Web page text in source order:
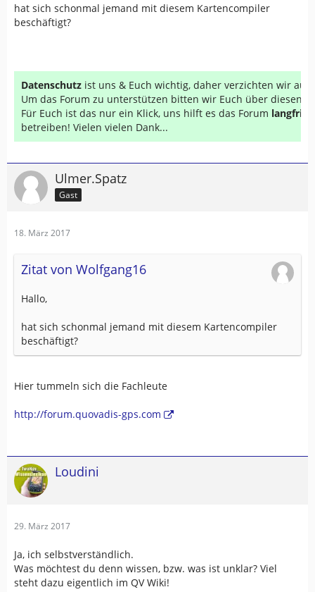
hat sich schonmal jemand mit diesem Kartencompiler
beschäftigt?
Datenschutz ist uns & Euch wichtig, daher verzichten wir auf
Um das Forum zu unterstützen bitten wir Euch über diesen
Für Euch ist das nur ein Klick, uns hilft es das Forum
betreiben! Vielen vielen Dank...
Ulmer.Spatz
Gast
18. März 2017
Zitat von Wolfgang16
Hallo,
hat sich schonmal jemand mit diesem Kartencompiler
beschäftigt?
Hier tummeln sich die Fachleute
http://forum.quovadis-gps.com
Loudini
29. März 2017
Ja, ich selbstverständlich.
Was möchtest du denn wissen, bzw. was ist unklar? Viel
steht dazu eigentlich im QV Wiki!